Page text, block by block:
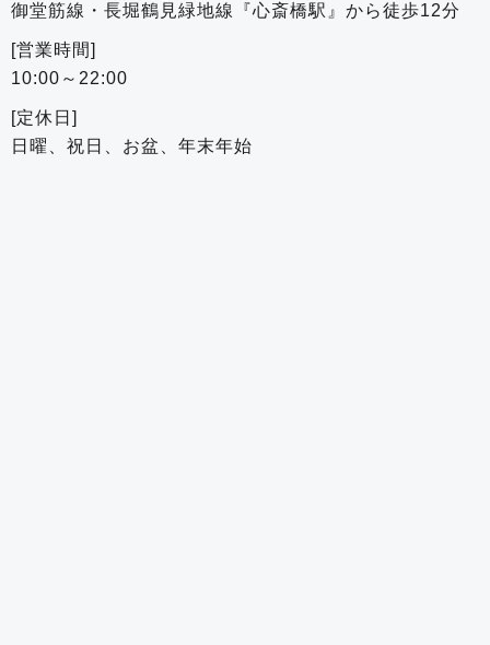
御堂筋線・長堀鶴見緑地線『心斎橋駅』から徒歩12分
[営業時間]
10:00～22:00
[定休日]
日曜、祝日、お盆、年末年始